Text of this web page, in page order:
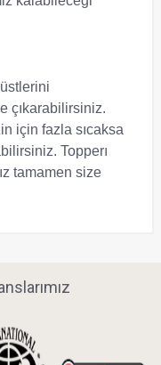
çıkarabilirsiniz.
için fazla sıcaksa
Topperı
tamamen size